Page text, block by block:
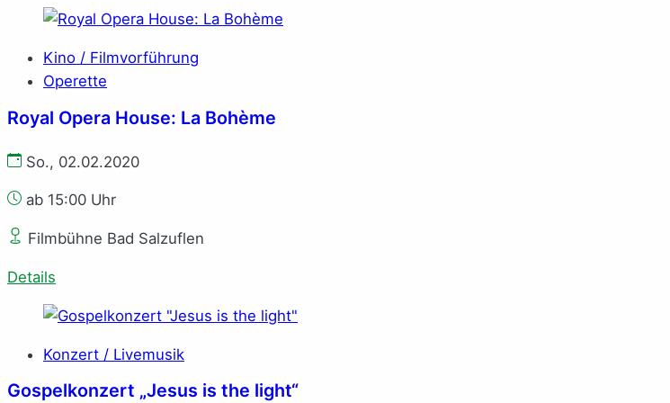
Kino / Filmvorführung
Operette
Royal Opera House: La Bohème
So., 02.02.2020
ab 15:00 Uhr
Filmbühne Bad Salzuflen
Details
Konzert / Livemusik
Gospelkonzert „Jesus is the light“